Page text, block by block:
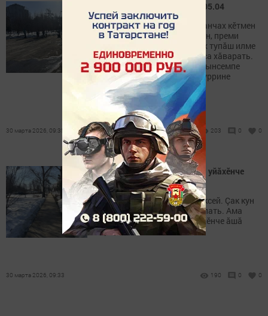
Эрнелӗх гороскоп 30.03 – 05.04
Тӑкаксем ӳсесси куçкӗрет, анчах кӗтмен
çӗртен енчӗке укçа кӗни (тен, преми
парӗç, усламçăсен ытларах тупăш илме
май килӗ-и?) бюджета çăлса хăварать.
Палламан е япăх пӗлекен çынсемпе
вăрçăнса каяс хăрушлăх пуррине
систереççӗ çăлтăрсем.
30 марта 2026, 09:35 203 0 0
Ама хупаххи чечекре – ака уйăхӗнче
ăшă пулать
Пуш уйăхӗн 30-мӗшӗ – Алексей. Çак кун
ăшă пулсан тухăçлă çул пулать. Ама
хупаххи чечекре – ака уйăхӗнче ăшă
пулать.
30 марта 2026, 09:33 190 0 0